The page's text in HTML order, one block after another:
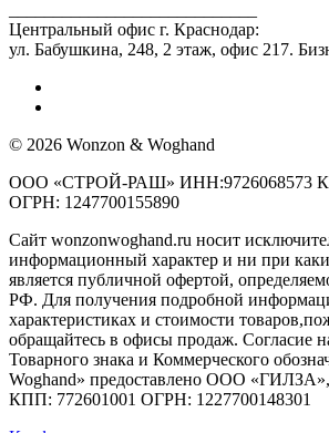
Центральный офис г. Краснодар:
ул. Бабушкина, 248, 2 этаж, офис 217.
© 2026 Wonzon & Woghand
ООО «СТРОЙ-РАШ» ИНН:9726068573
ОГРН: 1247700155890
Сайт wonzonwoghand.ru носит
информационный характер и ни при
является публичной офертой,
РФ. Для получения подробной
характеристиках и стоимости
обращайтесь в офисы продаж. Согласие
Товарного знака и Коммерческого
Woghand» предоставлено OOO
КПП: 772601001 ОГРН: 1227700148301